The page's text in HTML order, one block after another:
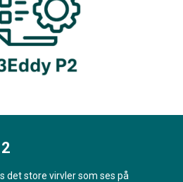
det store virvler som ses på